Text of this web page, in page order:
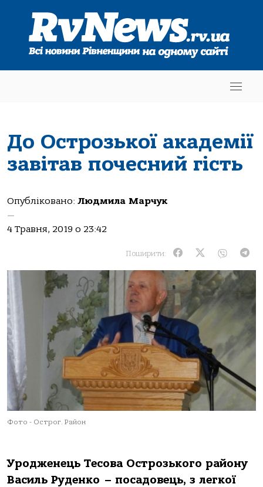
До Острозької академії
завітав почесний гість
Опубліковано: Людмила Марчук
—
4 Травня, 2019 о 23:42
Поширити:
Фото - Острог. Район
Уродженець Тесова Острозького району
Василь Руденко – посадовець, з легкої